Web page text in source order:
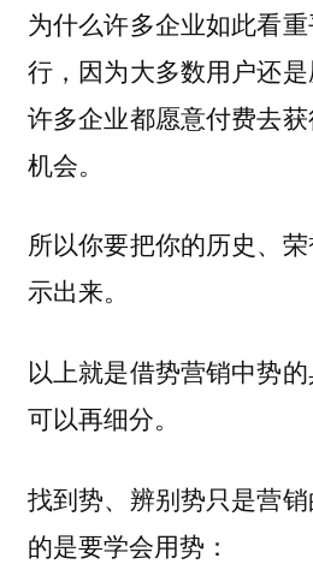
为什么许多企业如此看
行，因为大多数用户还是
许多企业都愿意付费去
机会。
所以你要把你的历史、
示出来。
以上就是借势营销中势
可以再细分。
找到势、辨别势只是营
的是要学会用势：